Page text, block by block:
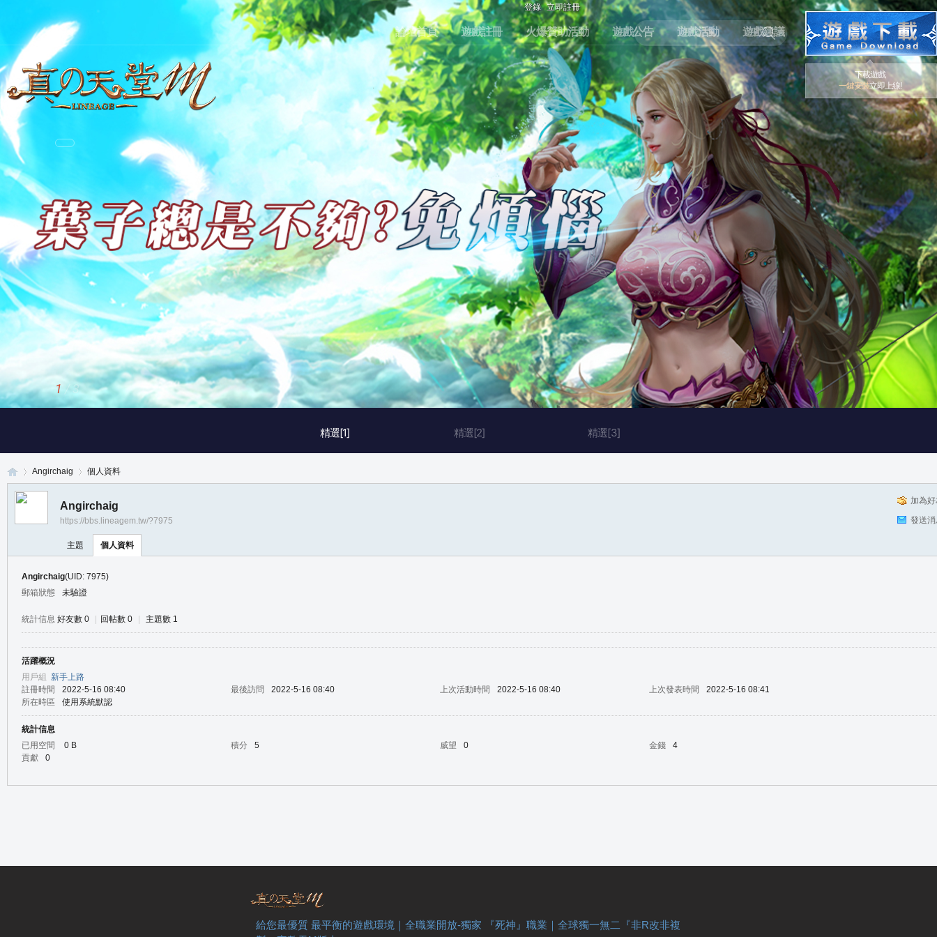
登錄 立即註冊
論壇首頁 遊戲註冊 火爆贊助活動 遊戲公告 遊戲活動 遊戲建議
下載遊戲
一鍵安裝立即上線!
精選[1] 精選[2] 精選[3]
1 / 3
Angirchaig 個人資料
加為
發送
Angirchaig
https://bbs.lineagem.tw/?7975
主題 個人資料
Angirchaig(UID: 7975)
郵箱狀態
未驗證
統計信息 好友數 0 回帖數 0 主題數 1
活躍概況
用戶組 新手上路
註冊時間
2022-5-16 08:40 最後訪問 2022-5-16 08:40 上次活動時間 2022-5-16 08:40 上次發表時間
2022-5-16 08:41
所在時區
使用系統默認
統計信息
已用空間
0 B 積分 5 威望 0 金錢
4
貢獻
0
給您最優質 最平衡的遊戲環境｜全職業開放-獨家 『死神』職業｜全球獨一無二『非R改非複